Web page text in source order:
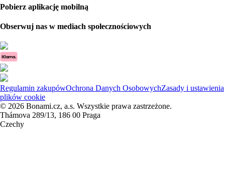
Pobierz aplikację mobilną
Obserwuj nas w mediach społecznościowych
Regulamin zakupówOchrona Danych OsobowychZasady i ustawienia
plików cookie
© 2026 Bonami.cz, a.s. Wszystkie prawa zastrzeżone.
Thámova 289/13, 186 00 Praga
Czechy